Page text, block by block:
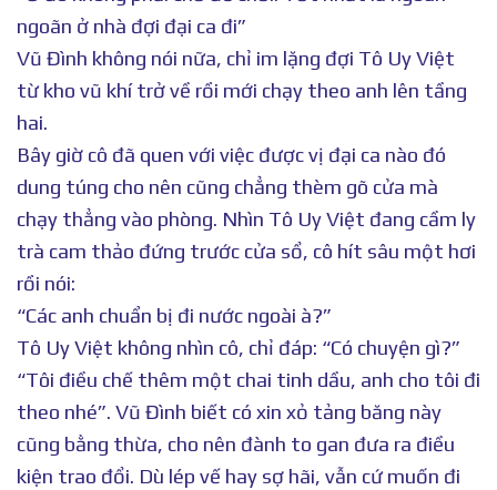
ngoãn ở nhà đợi đại ca đi”
Vũ Đình không nói nữa, chỉ im lặng đợi Tô Uy Việt
từ kho vũ khí trở về rồi mới chạy theo anh lên tầng
hai.
Bây giờ cô đã quen với việc được vị đại ca nào đó
dung túng cho nên cũng chẳng thèm gõ cửa mà
chạy thẳng vào phòng. Nhìn Tô Uy Việt đang cầm ly
trà cam thảo đứng trước cửa sổ, cô hít sâu một hơi
rồi nói:
“Các anh chuẩn bị đi nước ngoài à?”
Tô Uy Việt không nhìn cô, chỉ đáp: “Có chuyện gì?”
“Tôi điều chế thêm một chai tinh dầu, anh cho tôi đi
theo nhé”. Vũ Đình biết có xin xỏ tảng băng này
cũng bằng thừa, cho nên đành to gan đưa ra điều
kiện trao đổi. Dù lép vế hay sợ hãi, vẫn cứ muốn đi